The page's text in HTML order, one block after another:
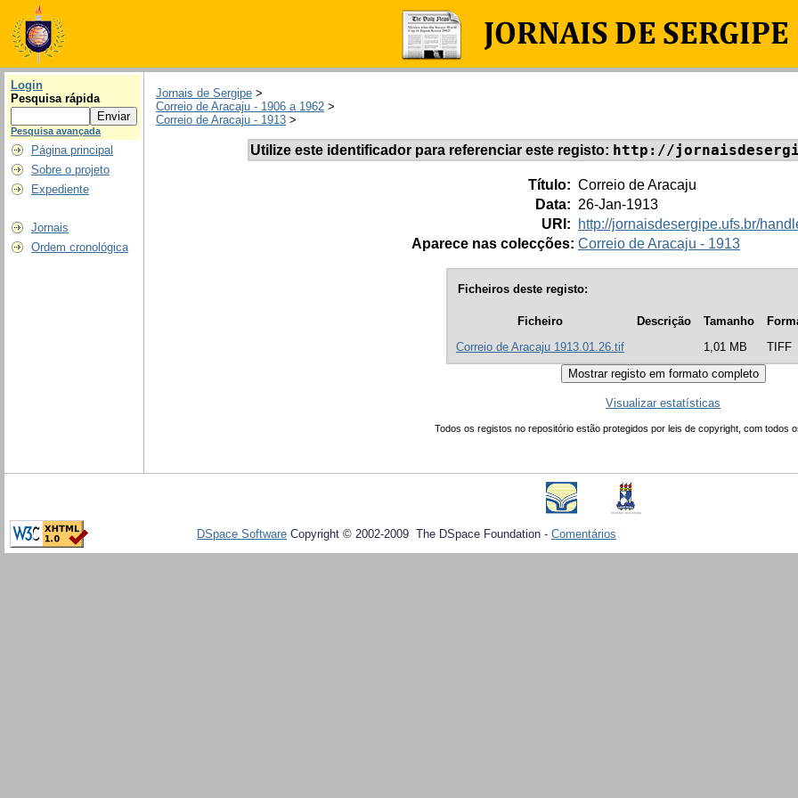
Login
Pesquisa rápida
Pesquisa avançada
Página principal
Sobre o projeto
Expediente
Jornais
Ordem cronológica
Jornais de Sergipe >
Correio de Aracaju - 1906 a 1962 >
Correio de Aracaju - 1913 >
Utilize este identificador para referenciar este registo: http://
Título: Correio de Aracaju
Data: 26-Jan-1913
URI:
http://jornaisdesergipe.ufs.br/
Aparece nas colecções: Correio de Aracaju - 1913
Ficheiros deste registo:
Ficheiro Descrição Tamanho
Correio de Aracaju 1913.01.26.tif
1,01 MB TIFF
Visualizar estatísticas
Todos os registos no repositório estão protegidos por leis de copyright, com todos
DSpace Software Copyright © 2002-2009 The DSpace Foundation - Comentários